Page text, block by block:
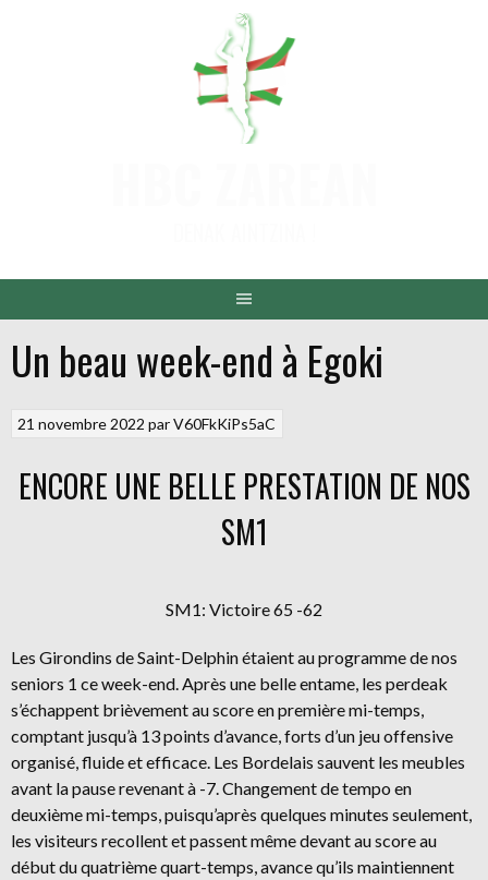
Un beau week-end à Egoki
21 novembre 2022 parV60FkKiPs5aC
ENCORE UNE BELLE PRESTATION DE NOS
SM1
SM1: Victoire 65 -62
Les Girondins de Saint-Delphin étaient au programme de nos
seniors 1 ce week-end. Après une belle entame, les perdeak
s’échappent brièvement au score en première mi-temps,
comptant jusqu’à 13 points d’avance, forts d’un jeu offensive
organisé, fluide et efficace. Les Bordelais sauvent les meubles
avant la pause revenant à -7. Changement de tempo en
deuxième mi-temps, puisqu’après quelques minutes seulement,
les visiteurs recollent et passent même devant au score au
début du quatrième quart-temps, avance qu’ils maintiennent